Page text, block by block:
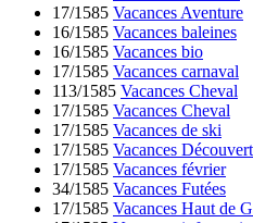
17/1585 Vacances Aventure
16/1585 Vacances baleines
16/1585 Vacances bio
17/1585 Vacances carnaval
113/1585 Vacances Cheval
17/1585 Vacances Cheval
17/1585 Vacances de ski
17/1585 Vacances
17/1585 Vacances février
34/1585 Vacances Futées
17/1585 Vacances Haut de